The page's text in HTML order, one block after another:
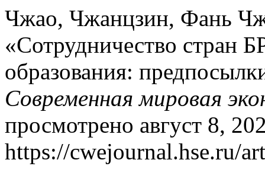
Чжао, Чжанцзин, Фань
«Сотрудничество стран
образования:
Современная мировая
просмотрено август 8,
https://cwejournal.hse.ru/